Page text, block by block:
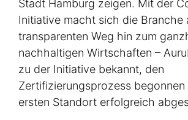
Stadt Hamburg zeigen. Mit der
Initiative macht sich die Branche
transparenten Weg hin zum
nachhaltigen Wirtschaften –
zu der Initiative bekannt, den
Zertifizierungsprozess begonnen
ersten Standort erfolgreich